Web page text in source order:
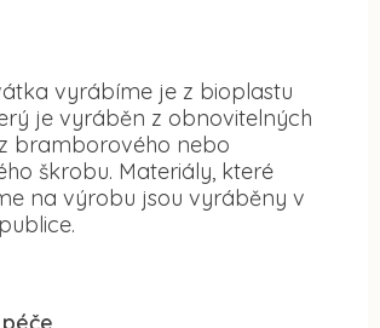
vyrábíme je z bioplastu
je vyráběn z obnovitelných
bramborového nebo
škrobu. Materiály, které
na výrobu jsou vyráběny v